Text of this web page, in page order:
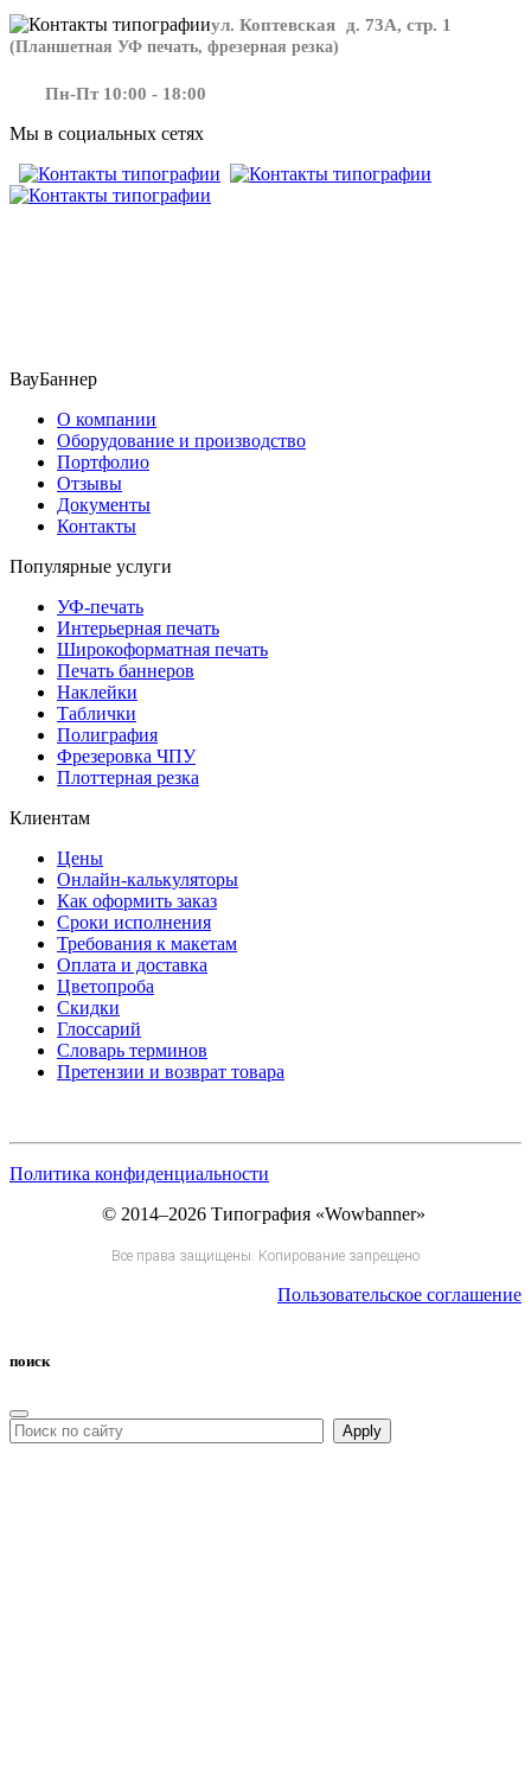
ул. Коптевская д. 73А, стр. 1
(Планшетная УФ печать, фрезерная резка)
Пн-Пт 10:00 - 18:00
Мы в социальных сетях
ВауБаннер
О компании
Оборудование и производство
Портфолио
Отзывы
Документы
Контакты
Популярные услуги
УФ-печать
Интерьерная печать
Широкоформатная печать
Печать баннеров
Наклейки
Таблички
Полиграфия
Фрезеровка ЧПУ
Плоттерная резка
Клиентам
Цены
Онлайн-калькуляторы
Как оформить заказ
Сроки исполнения
Требования к макетам
Оплата и доставка
Цветопроба
Скидки
Глоссарий
Словарь терминов
Претензии и возврат товара
Политика конфиденциальности
© 2014–2026 Типография «Wowbanner»
Все права защищены. Копирование запрещено
Пользовательское соглашение
поиск